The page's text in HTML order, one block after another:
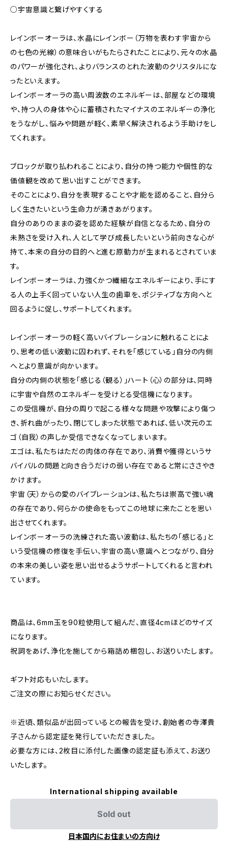
○宇宙意識と繋げやすくする
レインボーオーラは、水晶にレインボー（万物を表わす宇宙から
の七色の光線）の意味合いがもたらされたことにより、元々の水晶
のパワーが強化され、よりバランスのとれた波動のクリスタルにな
ったといえます。
レインボーオーラの高い周波数のエネルギーは、部屋などの環境
や、持つ人の身体や心に蓄積されたマイナスのエネルギーの浄化
をうながし、悩みや問題が軽く、素早く解決されるよう手助けをし
てくれます。
ブロックが取り払われることにより、自分の持つ能力や個性的な
価値観を改めて思い出すことができます。
そのことにより、自分を表現することや才能を認めること、自分ら
しく生きたいという生命力が湧きあがります。
自分のありのままの姿を認めた経験が自信となるため、自分の
未熟さを受け入れ、人として学び成長したいという前向きな心が
持て、本来の自分の目的へと進む原動力が生まれるとされていま
す。
レインボーオーラは、力強くかつ繊細なエネルギーにより、手にす
る人の上手く回っていない人生の歯車を、ポジティブな方向へと
回るように促し、サポートしてくれます。
レインボーオーラの軽く高いバイブレーションに触れることによ
り、思考の低い波動に囚われず、それを「感じている」自分の内側
へとより意識が向かいます。
自分の内側の状態を「感じる（観る）」ハート（心）の部分は、同時
に宇宙や自然のエネルギーを受けとる受信機になります。
この受信機が、自分の周りで起こる様々な問題や攻撃により傷つ
き、折れ曲がったり、閉じてしまった状態であれば、低い次元のエ
ゴ（自我）の声しか受信できなくなってしまいます。
エゴは、私たちはただの肉体の存在であり、消費や獲得というサ
バイバルの問題と向き合うだけの弱い存在であると常にささやき
かけます。
宇宙（天）からの愛のバイブレーションは、私たちは崇高で強い魂
の存在であり、何らかの使命をもってこの地球に来たことを思い
出させてくれます。
レインボーオーラの洗練された高い波動は、私たちの「感じる」と
いう受信機の修復を手伝い、宇宙の高い意識へとつながり、自分
の本来の美しい姿を思い出せるようサポートしてくれると言われ
ています。
商品は、6mm玉を90粒使用して組んだ、直径4cmほどのサイズ
になります。
祝詞をあげ、浄化を施してから箱詰め梱包し、お送りいたします。
ギフト対応もいたします。
ご注文の際にお知らせください。
※近頃、類似品が出回っているとの報告を受け、創始者の寺澤貴
子さんから認定証を発行していただきました。
必要な方には、2枚目に添付した画像の認定証も添えて、お送り
いたします。
International shipping available
Sold out
日本国内にお住まいの方向け